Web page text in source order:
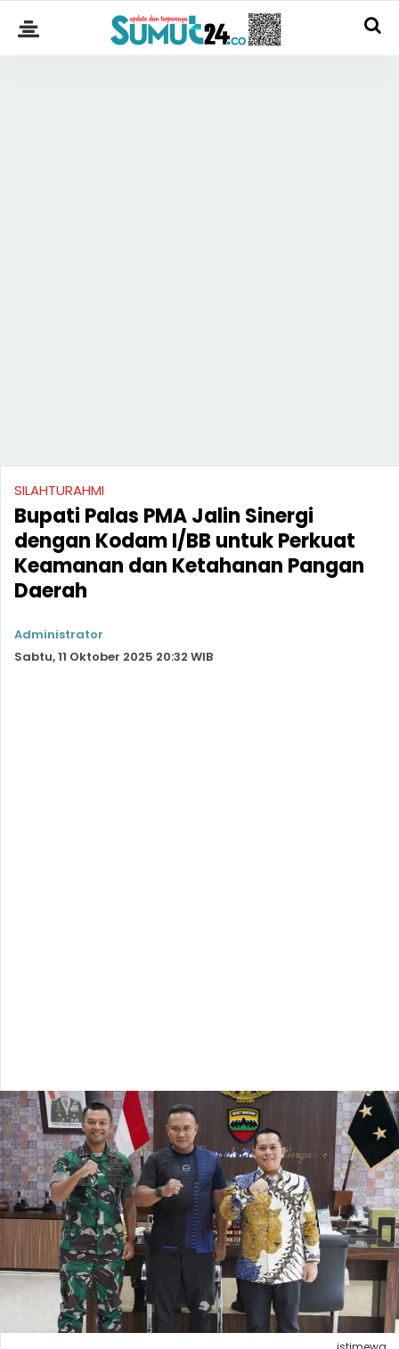
SILAHTURAHMI
Bupati Palas PMA Jalin Sinergi
dengan Kodam I/BB untuk Perkuat
Keamanan dan Ketahanan Pangan
Daerah
Administrator
Sabtu, 11 Oktober 2025 20:32 WIB